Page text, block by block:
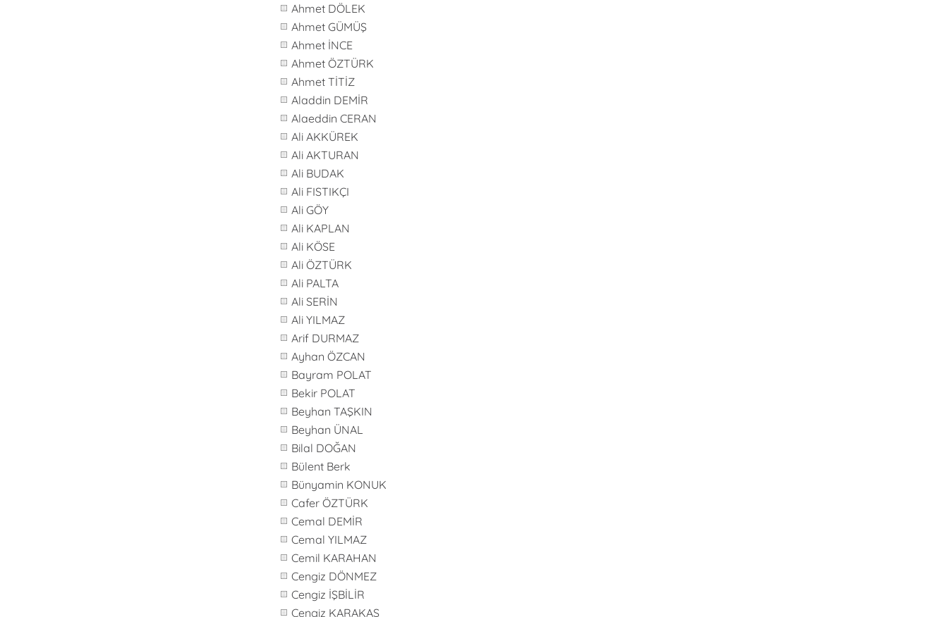
Ahmet DÖLEK
Ahmet GÜMÜŞ
Ahmet İNCE
Ahmet ÖZTÜRK
Ahmet TİTİZ
Aladdin DEMİR
Alaeddin CERAN
Ali AKKÜREK
Ali AKTURAN
Ali BUDAK
Ali FISTIKÇI
Ali GÖY
Ali KAPLAN
Ali KÖSE
Ali ÖZTÜRK
Ali PALTA
Ali SERİN
Ali YILMAZ
Arif DURMAZ
Ayhan ÖZCAN
Bayram POLAT
Bekir POLAT
Beyhan TAŞKIN
Beyhan ÜNAL
Bilal DOĞAN
Bülent Berk
Bünyamin KONUK
Cafer ÖZTÜRK
Cemal DEMİR
Cemal YILMAZ
Cemil KARAHAN
Cengiz DÖNMEZ
Cengiz İŞBİLİR
Cengiz KARAKAŞ